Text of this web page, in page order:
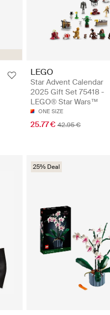
LEGO
Star Advent Calendar
2025 Gift Set 75418 -
LEGO® Star Wars™
ONE SIZE
25.77 € 42.95 €
25% Deal